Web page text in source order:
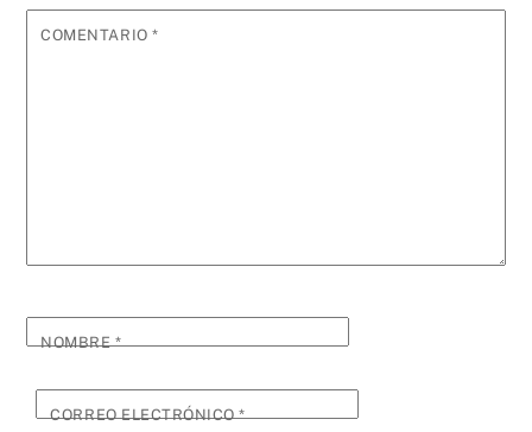
COMENTARIO*
NOMBRE*
CORREO ELECTRÓNICO*